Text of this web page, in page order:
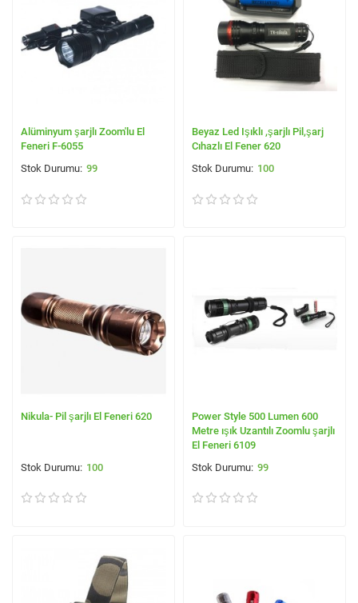
Alüminyum şarjlı Zoom'lu El
Feneri F-6055
99
Beyaz Led Işıklı ,şarjlı Pil,şarj
Cıhazlı El Fener 620
100
Nikula- Pil şarjlı El Feneri 620
100
Power Style 500 Lumen 600
Metre ışık Uzantılı Zoomlu şarjlı
El Feneri 6109
99